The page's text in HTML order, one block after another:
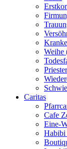
Weihe
Caritas
Cafe
Eine-
Habibi